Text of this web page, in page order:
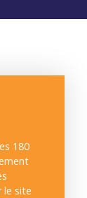
180
le site